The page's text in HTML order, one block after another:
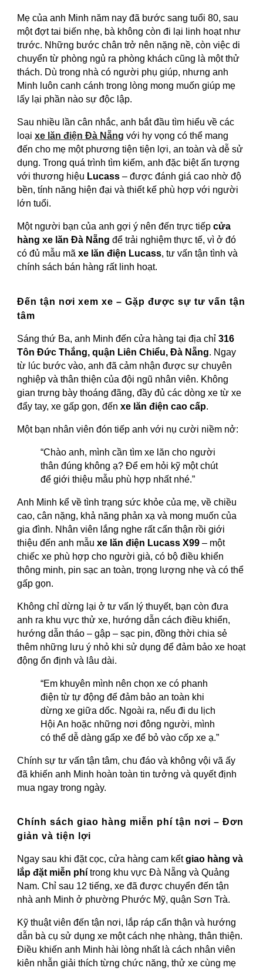
Mẹ của anh Minh năm nay đã bước sang tuổi 80, sau
một đợt tai biến nhẹ, bà không còn đi lại linh hoạt như
trước. Những bước chân trở nên nặng nề, còn việc di
chuyển từ phòng ngủ ra phòng khách cũng là một thử
thách. Dù trong nhà có người phụ giúp, nhưng anh
Minh luôn canh cánh trong lòng mong muốn giúp mẹ
lấy lại phần nào sự độc lập.
Sau nhiều lần cân nhắc, anh bắt đầu tìm hiểu về các
loạixe lăn điện Đà Nẵng với hy vọng có thể mang
đến cho mẹ một phương tiện tiện lợi, an toàn và dễ sử
dụng. Trong quá trình tìm kiếm, anh đặc biệt ấn tượng
với thương hiệu Lucass – được đánh giá cao nhờ độ
bền, tính năng hiện đại và thiết kế phù hợp với người
lớn tuổi.
Một người bạn của anh gợi ý nên đến trực tiếpcửa
hàng xe lăn Đà Nẵng để trải nghiệm thực tế, vì ở đó
có đủ mẫu mãxe lăn điện Lucass, tư vấn tận tình và
chính sách bán hàng rất linh hoạt.
Đến tận nơi xem xe – Gặp được sự tư vấn tận
tâm
Sáng thứ Ba, anh Minh đến cửa hàng tại địa chỉ316
Tôn Đức Thắng, quận Liên Chiểu, Đà Nẵng. Ngay
từ lúc bước vào, anh đã cảm nhận được sự chuyên
nghiệp và thân thiện của đội ngũ nhân viên. Không
gian trưng bày thoáng đãng, đầy đủ các dòng xe từ xe
đẩy tay, xe gấp gọn, đếnxe lăn điện cao cấp.
Một bạn nhân viên đón tiếp anh với nụ cười niềm nở:
“Chào anh, mình cần tìm xe lăn cho người
thân đúng không ạ? Để em hỏi kỹ một chút
để giới thiệu mẫu phù hợp nhất nhé.”
Anh Minh kể về tình trạng sức khỏe của mẹ, về chiều
cao, cân nặng, khả năng phản xạ và mong muốn của
gia đình. Nhân viên lắng nghe rất cẩn thận rồi giới
thiệu đến anh mẫuxe lăn điện Lucass X99 – một
chiếc xe phù hợp cho người già, có bộ điều khiển
thông minh, pin sạc an toàn, trọng lượng nhẹ và có thể
gấp gọn.
Không chỉ dừng lại ở tư vấn lý thuyết, bạn còn đưa
anh ra khu vực thử xe, hướng dẫn cách điều khiển,
hướng dẫn tháo – gập – sạc pin, đồng thời chia sẻ
thêm những lưu ý nhỏ khi sử dụng để đảm bảo xe hoạt
động ổn định và lâu dài.
“Em khuyên mình nên chọn xe có phanh
điện từ tự động để đảm bảo an toàn khi
dừng xe giữa dốc. Ngoài ra, nếu đi du lịch
Hội An hoặc những nơi đông người, mình
có thể dễ dàng gấp xe để bỏ vào cốp xe ạ.”
Chính sự tư vấn tận tâm, chu đáo và không vội vã ấy
đã khiến anh Minh hoàn toàn tin tưởng và quyết định
mua ngay trong ngày.
Chính sách giao hàng miễn phí tận nơi – Đơn
giản và tiện lợi
Ngay sau khi đặt cọc, cửa hàng cam kếtgiao hàng và
lắp đặt miễn phí trong khu vực Đà Nẵng và Quảng
Nam. Chỉ sau 12 tiếng, xe đã được chuyển đến tận
nhà anh Minh ở phường Phước Mỹ, quận Sơn Trà.
Kỹ thuật viên đến tận nơi, lắp ráp cẩn thận và hướng
dẫn bà cụ sử dụng xe một cách nhẹ nhàng, thân thiện.
Điều khiến anh Minh hài lòng nhất là cách nhân viên
kiên nhẫn giải thích từng chức năng, thử xe cùng mẹ